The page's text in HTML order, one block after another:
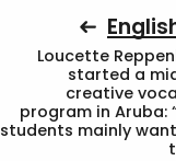
Loucette
started a
creative
program in Aruba:
students mainly